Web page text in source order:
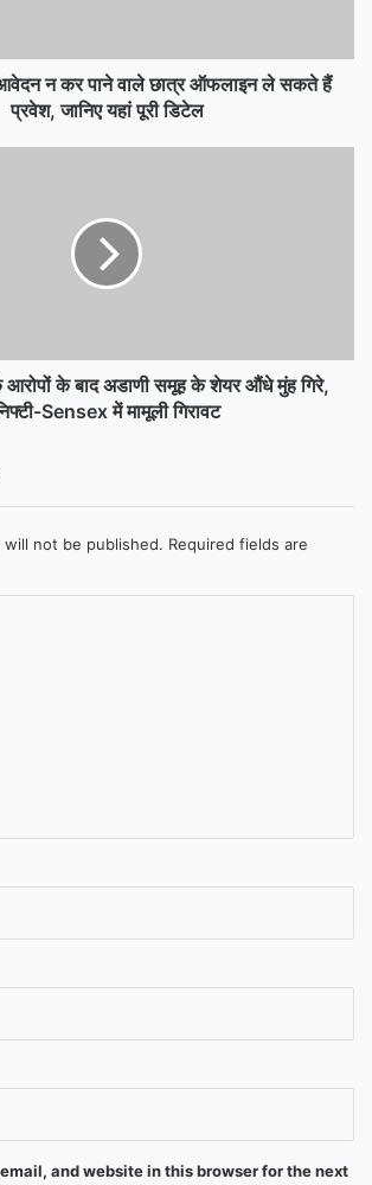
न कर पाने वाले छात्र ऑफलाइन ले सकते हैं
प्रवेश, जानिए यहां पूरी डिटेल
आरोपों के बाद अडाणी समूह के शेयर औंधे मुंह गिरे,
Sensex में मामूली गिरावट
will not be published. Required fields are
and website in this browser for the next